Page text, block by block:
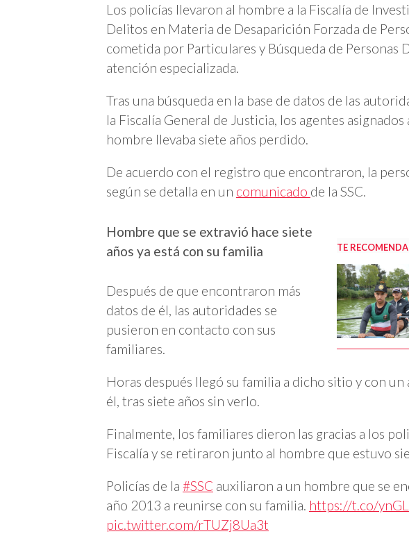
Los policías llevaron al hombre a la Fiscalía de
Delitos en Materia de Desaparición Forzada de
cometida por Particulares y Búsqueda de Personas
atención especializada.
Tras una búsqueda en la base de datos de las
la Fiscalía General de Justicia, los agentes
hombre llevaba siete años perdido.
De acuerdo con el registro que encontraron, la
según se detalla en un comunicado de la SSC.
TE
Hombre que se extravió hace siete
años ya está con su familia
Después de que encontraron más
datos de él, las autoridades se
pusieron en contacto con sus
familiares.
Horas después llegó su familia a dicho sitio y con
él, tras siete años sin verlo.
Finalmente, los familiares dieron las gracias a los
Fiscalía y se retiraron junto al hombre que estuvo
Policías de la #SSC auxiliaron a un hombre que se
año 2013 a reunirse con su familia. https://t.co/
pic.twitter.com/rTUZj8Ua3t